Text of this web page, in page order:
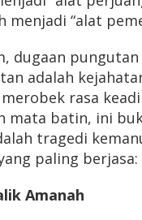
menjadi “alat
dugaan
adalah
rasa
mata batin, ini
tragedi
paling
Amanah